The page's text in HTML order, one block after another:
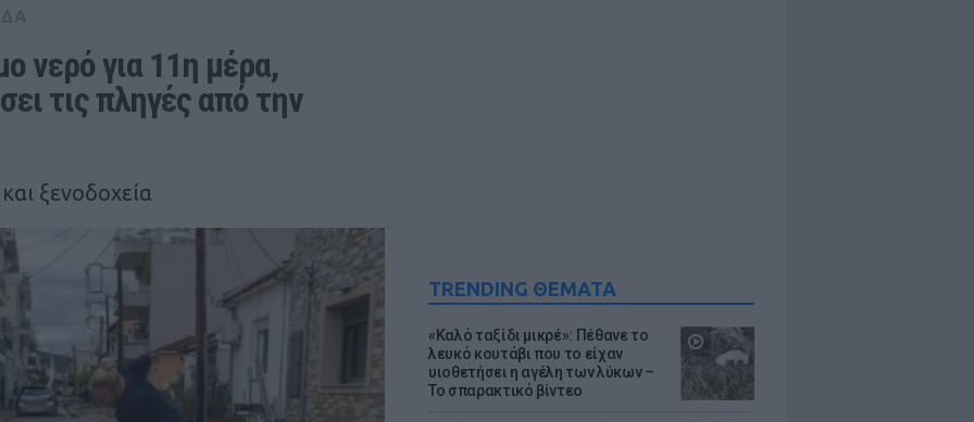
TRENDING ΘΕΜΑΤΑ
«Καλό ταξίδι μικρέ»: Πέθανε το
λευκό κουτάβι που το είχαν
υιοθετήσει η αγέλη των λύκων –
Το σπαρακτικό βίντεο
νερό για 11η μέρα,
τις πληγές από την
ξενοδοχεία